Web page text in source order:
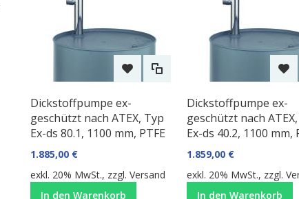
Dickstoffpumpe ex-
geschützt nach ATEX, Typ
Ex-ds 80.1, 1100 mm, PTFE
1.885,00 €
exkl. 20% MwSt., zzgl. Versand
In den Warenkorb
Dickstoffpumpe ex-
geschützt nach
Ex-ds 40.2, 1100 mm,
1.859,00 €
exkl. 20% MwSt., zzgl.
In den Warenkorb